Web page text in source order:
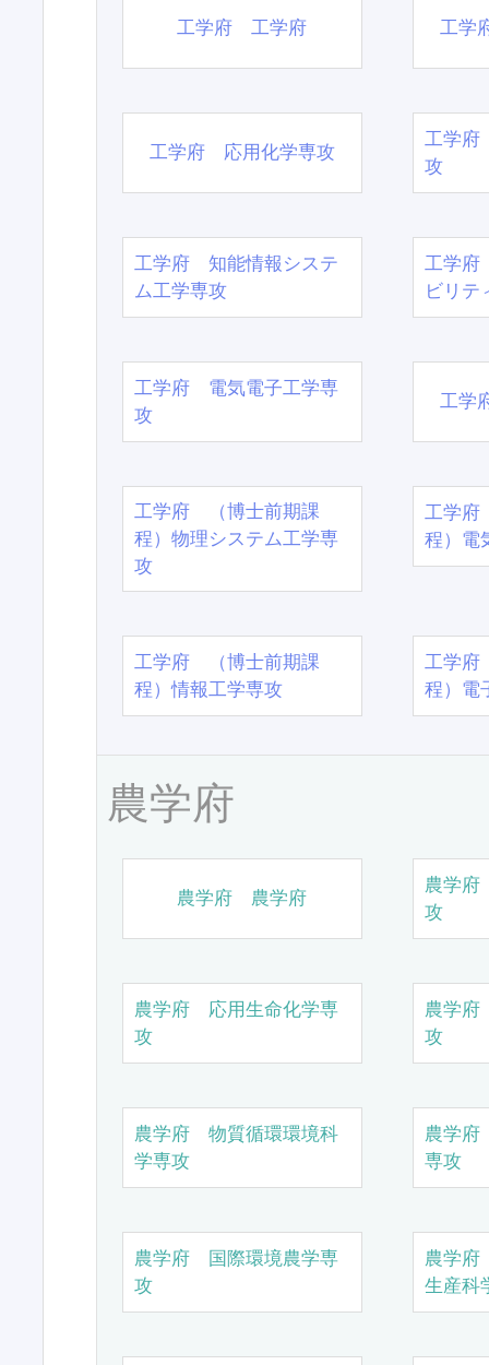
工学府 工学府 工学
工学府 応用化学専攻
工学府
攻
工学府 知能情報システ
ム工学専攻
工学府
ビリテ
工学府 電気電子工学専
攻
工学
工学府 （博士前期課
程）物理システム工学専
攻
工学
程）電
工学府 （博士前期課
程）情報工学専攻
工学
程）電
農学府
農学府 農学府
農学
攻
農学府 応用生命化学専
攻
農学
攻
農学府 物質循環環境科
学専攻
農学
専攻
農学府 国際環境農学専
攻
農学
生産科